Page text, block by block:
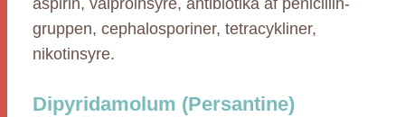
aspirin, valproinsyre, antibiotika af penicillin-
gruppen, cephalosporiner, tetracykliner,
nikotinsyre.
Dipyridamolum (Persantine)